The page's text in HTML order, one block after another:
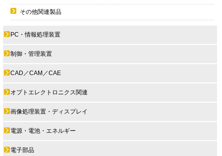
その他関連製品
PC・情報処理装置
制御・管理装置
CAD／CAM／CAE
オプトエレクトロニクス関連
画像処理装置・ディスプレイ
電源・電池・エネルギー
電子部品